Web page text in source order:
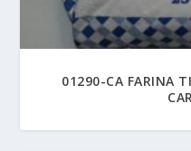
01290-CA FARINA